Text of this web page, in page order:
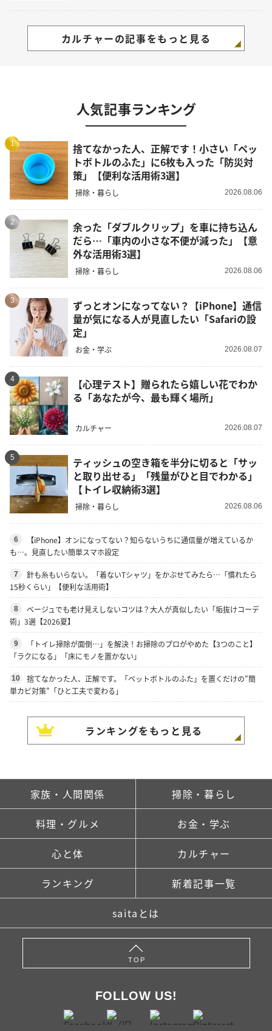
カルチャーの記事をもっと見る
人気記事ランキング
1
捨てなかった人、正解です！小さい「ペッ
トボトルのふた」に6枚も入った「防災対
策」【便利な活用術3選】
掃除・暮らし 2026.08.06
2
余った「ダブルクリップ」を車に持ち込ん
だら…「車内の小さな不便が減った」【意
外な活用術3選】
掃除・暮らし 2026.08.06
3
ずっとオンになってない？【iPhone】通信
量が気になる人が見直したい「Safariの設
定」
お金・学ぶ 2026.08.07
4
【心理テスト】贈られたら嬉しい花でわか
る「あなたが今、最も輝く場所」
カルチャー 2026.08.07
5
ティッシュの空き箱を半分に切ると「サッ
と取り出せる」「残量がひと目でわかる」
【トイレ収納術3選】
掃除・暮らし 2026.08.06
6
【iPhone】オンになってない？知らないうちに通信量が増えているか
も…。見直したい簡単スマホ設定
7
針も糸もいらない。「着ないTシャツ」をかぶせてみたら…「慣れたら
15秒くらい」【便利な活用術】
8
ベージュでも老け見えしないコツは？大人が真似したい「垢抜けコーデ
術」3選【2026夏】
9
「トイレ掃除が面倒…」を解決！お掃除のプロがやめた【3つのこと】
「ラクになる」「床にモノを置かない」
10
捨てなかった人、正解です。「ペットボトルのふた」を置くだけの"簡
単カビ対策"「ひと工夫で変わる」
ランキングをもっと見る
家族・人間関係 掃除・暮らし
料理・グルメ お金・学ぶ
心と体 カルチャー
ランキング 新着記事一覧
saitaとは
TOP
FOLLOW US!